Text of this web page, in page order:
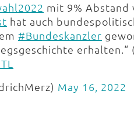
mit 9% Abstand
hat auch
#Bundeskanzler
erhalten.“
May 16, 2022